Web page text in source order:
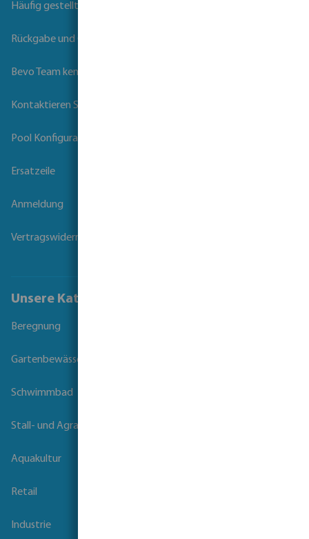
Häufig gestellte Fragen
Rückgabe und Garantie
Bevo Team kennenlernen
Kontaktieren Sie uns
Pool Konfigurator
Ersatzeile
Anmeldung
Vertragswiderruf
Unsere Kataloge
Beregnung
Gartenbewässerung
Schwimmbad
Stall- und Agrartechnik
Aquakultur
Retail
Industrie